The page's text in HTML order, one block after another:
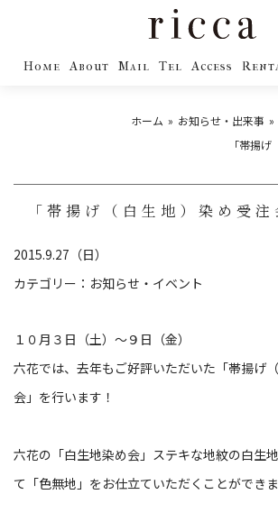
Home About Mail Tel Access
ホーム お知らせ・出来事
「帯揚
「帯揚げ（白生地）染め受注
2015.9.27（日）
カテゴリー： お知らせ・イベント
１０月３日（土）〜９日（金）
六花では、去年もご好評いただいた「帯揚げ
会」を行います！
六花の「白生地染め会」ステキな地紋の白生
て「色無地」をお仕立ていただくことができま